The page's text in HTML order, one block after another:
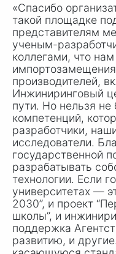
«Спасибо
такой площадке
представителям
ученым-
коллегами, что
производителей,
Инжиниринговый
пути. Но нельзя не
компетенций,
разработчики,
исследователи.
государственной
разрабатывать
технологии. Если
университетах —
2030”, и проект
школы”, и
поддержка
развитию, и